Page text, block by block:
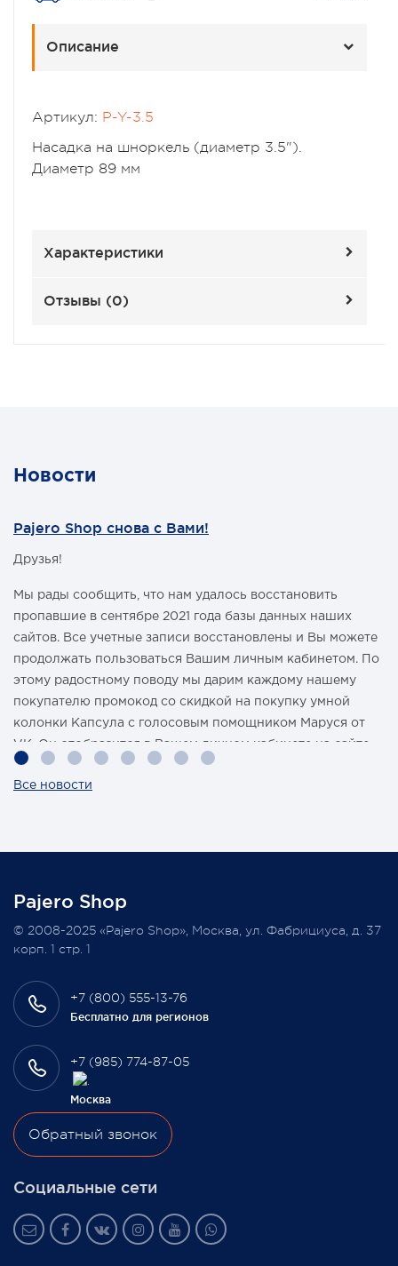
Описание
Артикул: P-Y-3.5
Насадка на шноркель (диаметр 3.5").
Диаметр 89 мм
Характеристики
Отзывы (0)
Новости
Pajero Shop снова с Вами!
Друзья!
Мы рады сообщить, что нам удалось восстановить
пропавшие в сентябре 2021 года базы данных наших
сайтов. Все учетные записи восстановлены и Вы можете
продолжать пользоваться Вашим личным кабинетом. По
этому радостному поводу мы дарим каждому нашему
покупателю промокод со скидкой на покупку умной
колонки Капсула с голосовым помощником Маруся от
VK. Он отобразится в Вашем личном кабинете на сайте
магазина Pajero Shop 14 февраля.
Всегда Ваш, Pajero Shop
3 февраля 2022
Все новости
Pajero Shop
+7 (800) 555-13-76
Бесплатно для регионов
+7 (985) 774-87-05
Москва
Обратный звонок
Социальные сети
© 2008-2025 «Pajero Shop», Москва, ул. Фабрициуса, д. 37
корп. 1 стр. 1